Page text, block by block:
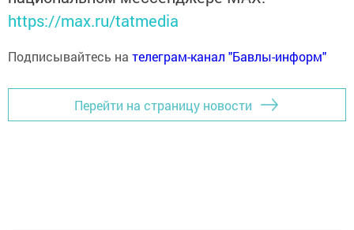
https://max.ru/tatmedia
Подписывайтесь на телеграм-канал "Бавлы-информ"
Перейти на страницу новости